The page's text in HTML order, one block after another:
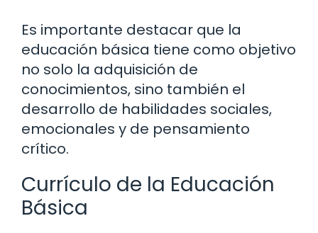
Es importante destacar que la
educación básica tiene como objetivo
no solo la adquisición de
conocimientos, sino también el
desarrollo de habilidades sociales,
emocionales y de pensamiento
crítico.
Currículo de la Educación
Básica